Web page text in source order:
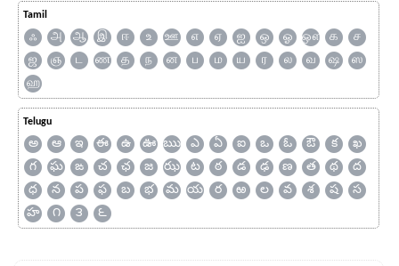
Tamil
ஃ அ ஆ இ ஈ உ ஊ எ ஏ ஐ ஒ ஓ ஔ க
ச
ஜ
ஞ ட ண த ந ன ப ம ய ர ல வ ஷ
ஸ
ஹ
Telugu
అ ఆ ఇ ఈ ఉ ఊ ఋ ఎ ఏ ఐ ఒ ఓ ఔ క
ఖ
గ
ఘ ఙ చ ఛ జ ఝ ట ఠ డ ఢ ణ త థ
ద
ధ
న ప ఫ బ భ మ య ర ఱ ల వ శ ష
స
హ
౧ ౩ ౬